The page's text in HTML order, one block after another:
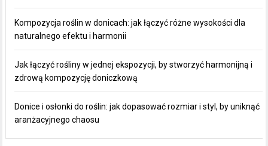
Kompozycja roślin w donicach: jak łączyć różne wysokości dla
naturalnego efektu i harmonii
Jak łączyć rośliny w jednej ekspozycji, by stworzyć harmonijną i
zdrową kompozycję doniczkową
Donice i osłonki do roślin: jak dopasować rozmiar i styl, by uniknąć
aranżacyjnego chaosu